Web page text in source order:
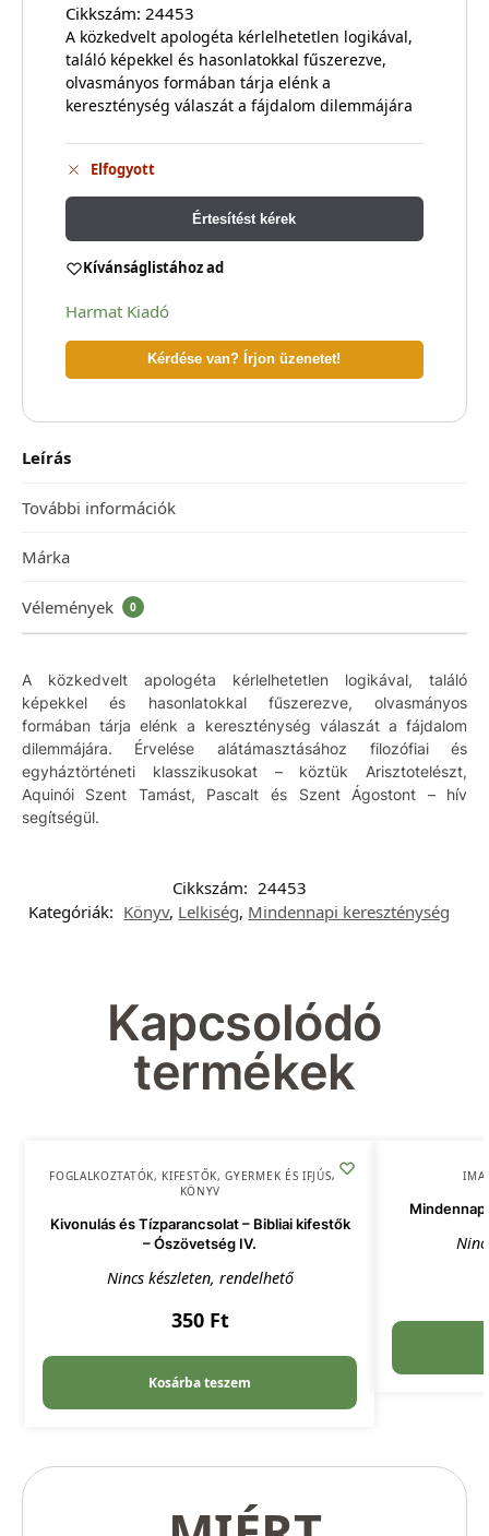
Cikkszám: 24453
A közkedvelt apologéta kérlelhetetlen logikával,
találó képekkel és hasonlatokkal fűszerezve,
olvasmányos formában tárja elénk a
kereszténység válaszát a fájdalom dilemmájára
Elfogyott
Értesítést kérek
Kívánságlistához ad
Harmat Kiadó
Kérdése van? Írjon üzenetet!
Leírás
További információk
Márka
Vélemények 0
A közkedvelt apologéta kérlelhetetlen logikával, találó
képekkel és hasonlatokkal fűszerezve, olvasmányos
formában tárja elénk a kereszténység válaszát a fájdalom
dilemmájára. Érvelése alátámasztásához filozófiai és
egyháztörténeti klasszikusokat – köztük Arisztotelészt,
Aquinói Szent Tamást, Pascalt és Szent Ágostont – hív
segítségül.
Cikkszám: 24453
Kategóriák: Könyv, Lelkiség, Mindennapi kereszténység
Kapcsolódó
termékek
FOGLALKOZTATÓK, KIFESTŐK,GYERMEK ÉS IFJÚSÁG,
KÖNYV
Kivonulás és Tízparancsolat – Bibliai kifestők
– Ószövetség IV.
Nincs készleten, rendelhető
350 Ft
Kosárba teszem